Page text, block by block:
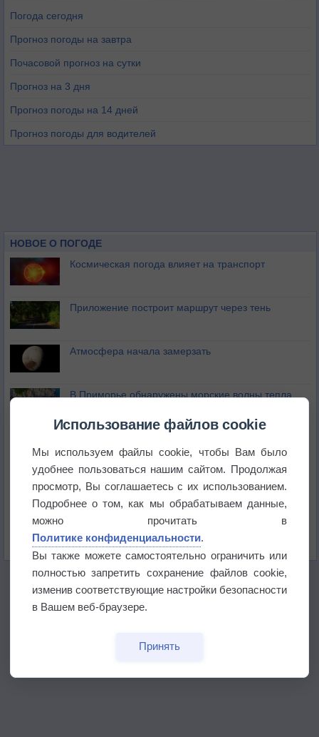
Погода сегодня
Прогноз погоды на завтра
Почасовой прогноз на сутки
Прогноз на 3 дня
Прогноз погоды на 14 дней
Прогноз погоды для водителей
НОВОЕ О ПОГОДЕ
Космическая погода влияет на транспорт
Приложение построит маршрут через тень
Атмосфера начала замерзать
В Приморье обнаружены морские волны тепла
бабочек
Погода в Екатеринбурге 6 августа
Погода в Краснодаре 6 августа
Использование файлов cookie
Мы используем файлы cookie, чтобы Вам было
удобнее пользоваться нашим сайтом. Продолжая
просмотр, Вы соглашаетесь с их использованием.
Подробнее о том, как мы обрабатываем данные,
можно прочитать в
Политике конфиденциальности.
Вы также можете самостоятельно ограничить или
полностью запретить сохранение файлов cookie,
изменив соответствующие настройки безопасности
в Вашем веб-браузере.
Принять